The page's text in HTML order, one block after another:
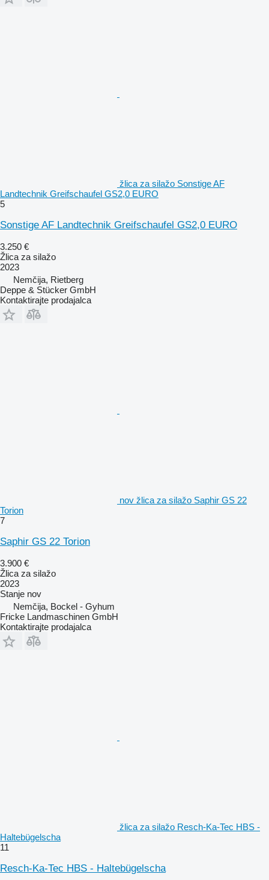
žlica za silažo Sonstige AF
Landtechnik Greifschaufel GS2,0 EURO
5
Sonstige AF Landtechnik Greifschaufel GS2,0 EURO
3.250 €
Žlica za silažo
2023
Nemčija, Rietberg
Deppe & Stücker GmbH
Kontaktirajte prodajalca
nov žlica za silažo Saphir GS 22
Torion
7
Saphir GS 22 Torion
3.900 €
Žlica za silažo
2023
Stanje nov
Nemčija, Bockel - Gyhum
Fricke Landmaschinen GmbH
Kontaktirajte prodajalca
žlica za silažo Resch-Ka-Tec HBS -
Haltebügelscha
11
Resch-Ka-Tec HBS - Haltebügelscha